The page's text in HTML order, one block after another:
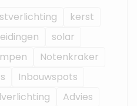
kerst
solar
Notenkraker
Inbouwspots
Advies